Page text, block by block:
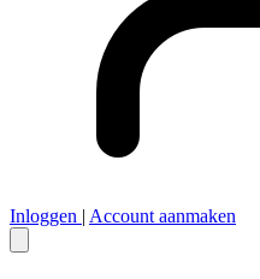
Inloggen | Account aanmaken